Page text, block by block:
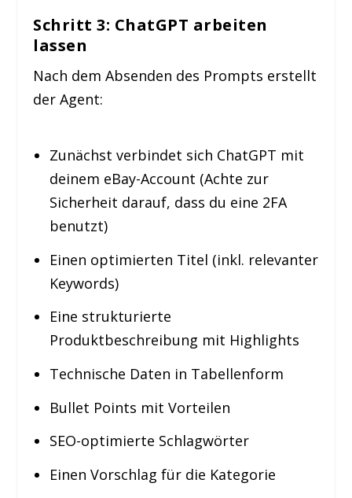
Schritt 3: ChatGPT arbeiten
lassen
Nach dem Absenden des Prompts erstellt
der Agent:
Zunächst verbindet sich ChatGPT mit
deinem eBay-Account (Achte zur
Sicherheit darauf, dass du eine 2FA
benutzt)
Einen optimierten Titel (inkl. relevanter
Keywords)
Eine strukturierte
Produktbeschreibung mit Highlights
Technische Daten in Tabellenform
Bullet Points mit Vorteilen
SEO-optimierte Schlagwörter
Einen Vorschlag für die Kategorie